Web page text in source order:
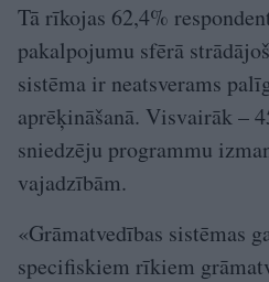
Tā rīkojas 62,4%
pakalpojumu sfērā
sistēma ir neatsverams
aprēķināšanā. Visvairāk –
sniedzēju programmu
vajadzībām.
«Grāmatvedības sistēmas
specifiskiem rīkiem